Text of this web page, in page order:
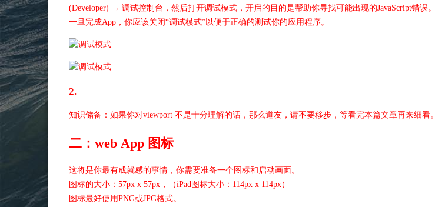
(Developer) → 调试控制台，然后打开调试模式，开启的目的是帮助你寻找可能出现的JavaScript错误。
一旦完成App，你应该关闭“调试模式”以便于正确的测试你的应用程序。
2.
知识储备：如果你对viewport 不是十分理解的话，那么道友，请不要移步，等看完本篇文章再来细看。
二：web App 图标
这将是你最有成就感的事情，你需要准备一个图标和启动画面。
图标的大小：57px x 57px，（iPad图标大小：114px x 114px）
图标最好使用PNG或JPG格式。